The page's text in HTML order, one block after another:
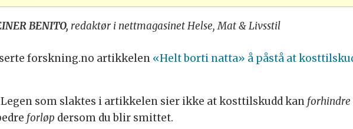
BENITO, redaktør i nettmagasinet Helse, Mat & Livsstil
forskning.no artikkelen «Helt borti natta» å påstå at
som slaktes i artikkelen sier ikke at kosttilskudd kan forhindre
forløp dersom du blir smittet.